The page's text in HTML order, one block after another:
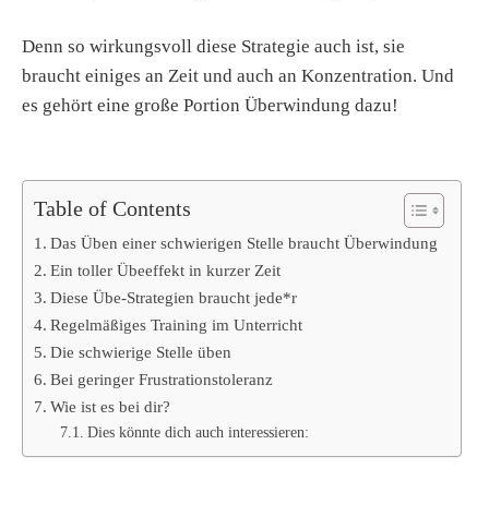
Denn so wirkungsvoll diese Strategie auch ist, sie
braucht einiges an Zeit und auch an Konzentration. Und
es gehört eine große Portion Überwindung dazu!
Table of Contents
Das Üben einer schwierigen Stelle braucht Überwindung
Ein toller Übeeffekt in kurzer Zeit
Diese Übe-Strategien braucht jede*r
Regelmäßiges Training im Unterricht
Die schwierige Stelle üben
Bei geringer Frustrationstoleranz
Wie ist es bei dir?
Dies könnte dich auch interessieren: